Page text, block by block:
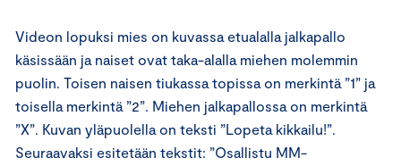
Videon lopuksi mies on kuvassa etualalla jalkapallo
käsissään ja naiset ovat taka-alalla miehen molemmin
puolin. Toisen naisen tiukassa topissa on merkintä ”1” ja
toisella merkintä ”2”. Miehen jalkapallossa on merkintä
”X”. Kuvan yläpuolella on teksti ”Lopeta kikkailu!”.
Seuraavaksi esitetään tekstit: ”Osallistu MM-